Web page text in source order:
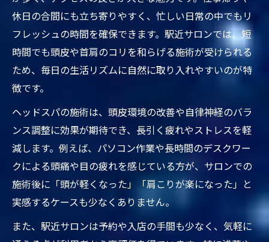
休日の合間にも立ち寄りやすく、忙しい日常の中でもリ
フレッシュの時間を確保できます。駅近サロンでは、短
時間でも頭皮や首肩のコリを和らげる施術が受けられる
ため、毎日の生活リズムに自然に取り入れやすいのが特
徴です。
ヘッドスパの施術は、頭皮環境の改善や自律神経のバラ
ンス調整に効果が期待でき、長引く疲れやストレスを軽
減します。例えば、パソコン作業や長時間のデスクワー
クによる頭痛や目の疲れを感じている方が、サロンでの
施術後に「頭が軽くなった」「肩こりが楽になった」と
実感するケースも少なくありません。
また、駅近サロンは予約や入店の手間も少なく、気軽に